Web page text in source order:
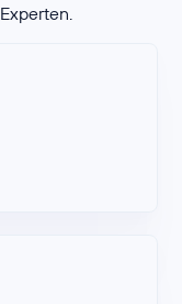
Experten